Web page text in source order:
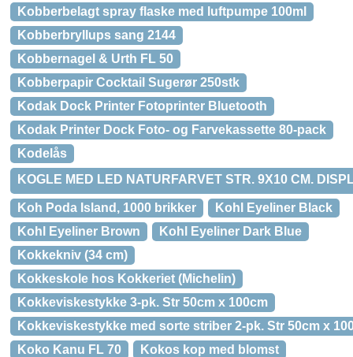
Kobberbelagt spray flaske med luftpumpe 100ml
Kobberbryllups sang 2144
Kobbernagel & Urth FL 50
Kobberpapir Cocktail Sugerør 250stk
Kodak Dock Printer Fotoprinter Bluetooth
Kodak Printer Dock Foto- og Farvekassette 80-pack
Kodelås
KOGLE MED LED NATURFARVET STR. 9X10 CM.
Koh Poda Island, 1000 brikker
Kohl Eyeliner Black
Kohl Eyeliner Brown
Kohl Eyeliner Dark Blue
Kokkekniv (34 cm)
Kokkeskole hos Kokkeriet (Michelin)
Kokkeviskestykke 3-pk. Str 50cm x 100cm
Kokkeviskestykke med sorte striber 2-pk. Str 50cm x
Koko Kanu FL 70
Kokos kop med blomst